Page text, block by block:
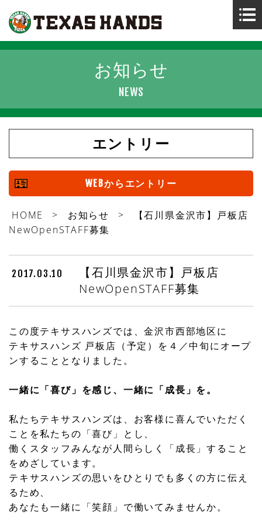
お知らせ
店舗案内
採用情報
お知らせ
NEWS
エントリー
WEBからエントリー
HOME > お知らせ >
【石川県金沢市】戸板店
NewOpenSTAFF募集
2017.03.10
【石川県金沢市】戸板店
NewOpenSTAFF募集
この度テキサスハンズでは、金沢市西部地区に
テキサスハンズ 戸板店（予定）を４／中旬にオープ
ンすることとなりました。
一緒に「喜び」を感じ、一緒に「成長」を。
私たちテキサスハンズは、お客様に喜んでいただく
ことを私たちの「喜び」とし、
働くスタッフみんなが人間らしく「成長」すること
をめざしています。
テキサスハンズの思いをひとりでも多くの方に伝え
るため、
あなたも一緒に「笑顔」で働いてみませんか。